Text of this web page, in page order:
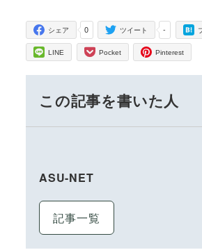
0
シェア -
ツイート
LINE Pocket Pinterest
この記事を書いた人
ASU-NET
記事一覧